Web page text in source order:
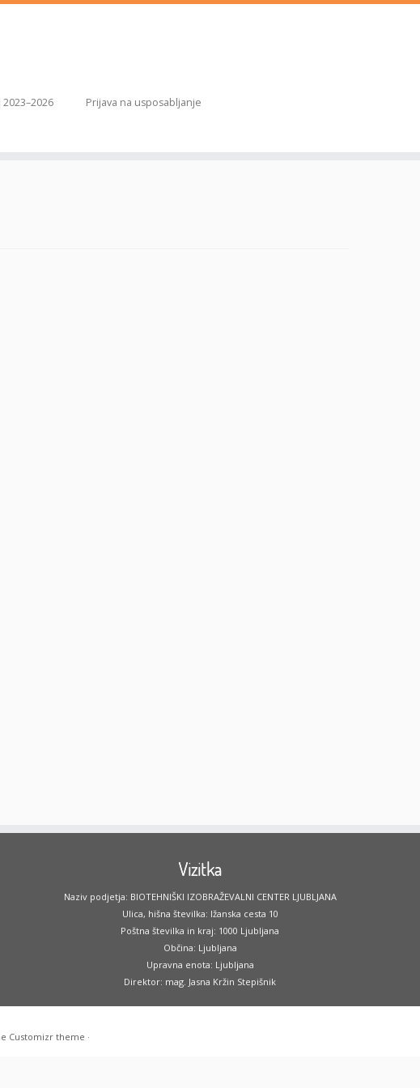
Prijava na usposabljanje
Vizitka
Naziv podjetja: BIOTEHNIŠKI IZOBRAŽEVALNI CENTER LJUBLJANA
Ulica, hišna številka: Ižanska cesta 10
Poštna številka in kraj: 1000 Ljubljana
Občina: Ljubljana
Upravna enota: Ljubljana
Direktor: mag. Jasna Kržin Stepišnik
Customizr theme ·